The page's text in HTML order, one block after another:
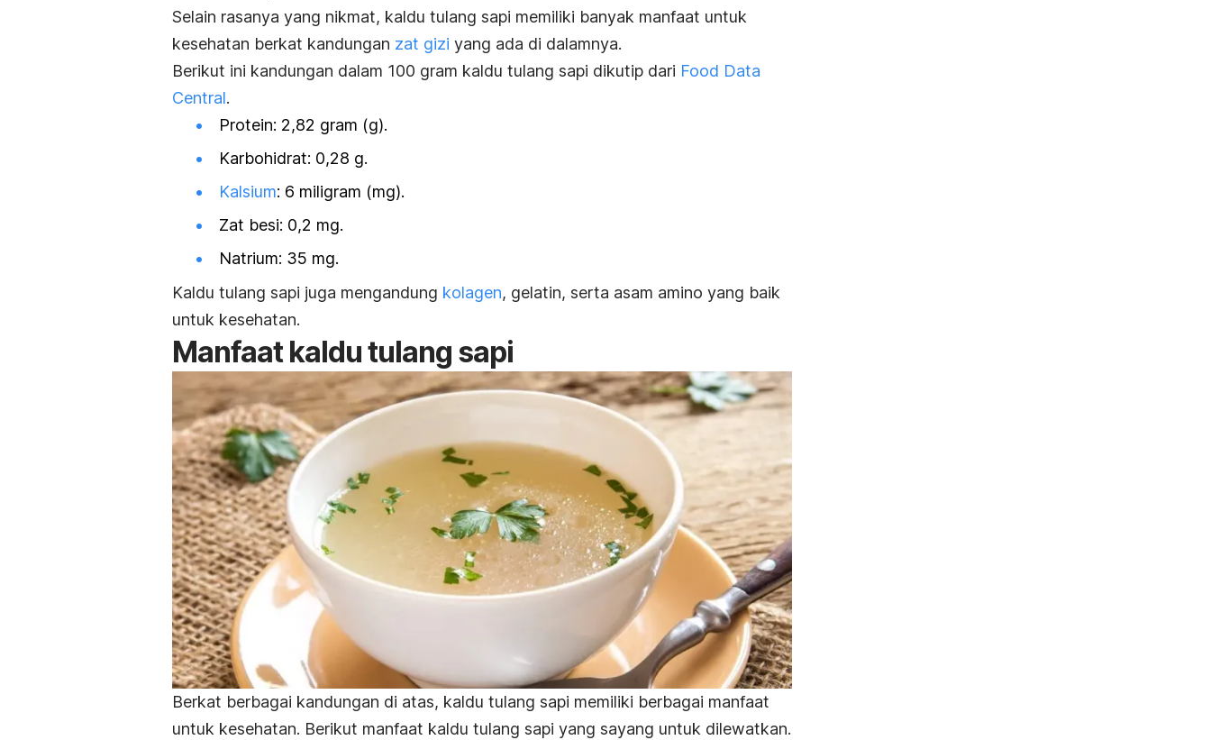
Selain rasanya yang nikmat, kaldu tulang sapi memiliki banyak manfaat untuk
kesehatan berkat kandungan zat gizi yang ada di dalamnya.
Berikut ini kandungan dalam 100 gram kaldu tulang sapi dikutip dari Food Data
Central.
Protein: 2,82 gram (g).
Karbohidrat: 0,28 g.
Kalsium: 6 miligram (mg).
Zat besi: 0,2 mg.
Natrium: 35 mg.
Kaldu tulang sapi juga mengandung kolagen, gelatin, serta asam amino yang baik
untuk kesehatan.
Manfaat kaldu tulang sapi
Berkat berbagai kandungan di atas, kaldu tulang sapi memiliki berbagai manfaat
untuk kesehatan. Berikut manfaat kaldu tulang sapi yang sayang untuk dilewatkan.